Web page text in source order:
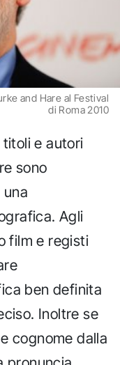
and Hare al Festival
di Roma 2010
e autori
sono
Agli
film e registi
ben definita
Inoltre se
cognome dalla